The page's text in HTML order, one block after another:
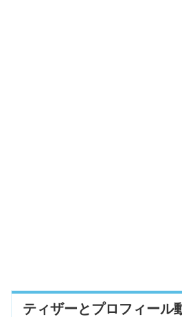
ティザーとプロフィール